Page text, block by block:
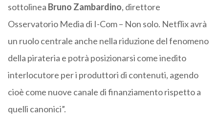
sottolinea Bruno Zambardino, direttore
Osservatorio Media di I-Com – Non solo. Netflix avrà
un ruolo centrale anche nella riduzione del fenomeno
della pirateria e potrà posizionarsi come inedito
interlocutore per i produttori di contenuti, agendo
cioè come nuove canale di finanziamento rispetto a
quelli canonici”.